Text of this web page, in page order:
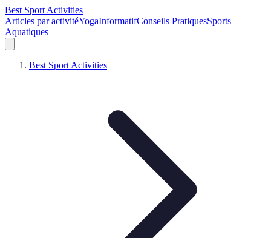
Best Sport Activities
Articles par activitéYogaInformatifConseils PratiquesSports
Aquatiques
Best Sport Activities